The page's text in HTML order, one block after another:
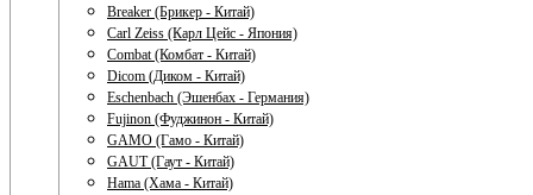
Breaker (Брикер - Китай)
Carl Zeiss (Карл Цейс - Япония)
Combat (Комбат - Китай)
Dicom (Диком - Китай)
Eschenbach (Эшенбах - Германия)
Fujinon (Фуджинон - Китай)
GAMO (Гамо - Китай)
GAUT (Гаут - Китай)
Hama (Хама - Китай)